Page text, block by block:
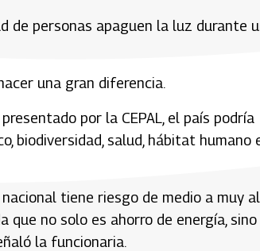
de personas apaguen la luz durante
una gran diferencia.
por la CEPAL, el país podría
biodiversidad, salud, hábitat humano
tiene riesgo de medio a muy
que no solo es ahorro de energía, sino
la funcionaria.